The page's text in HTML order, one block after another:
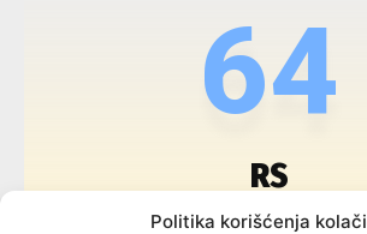
Politika korišćenja
64
RS